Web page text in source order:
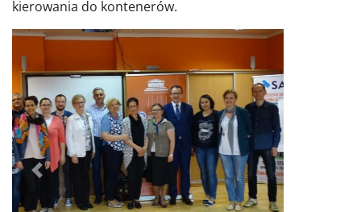
kierowania do kontenerów.
Poprzednie